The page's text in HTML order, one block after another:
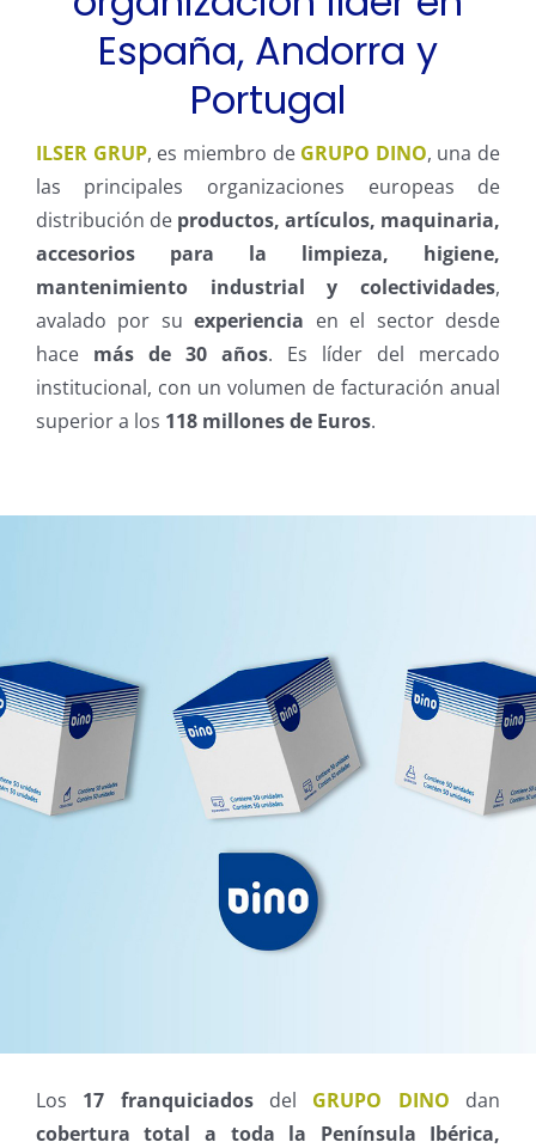
España, Andorra y
Portugal
ILSER GRUP, es miembro de GRUPO DINO, una de
las principales organizaciones europeas de
distribución de productos, artículos, maquinaria,
accesorios para la limpieza, higiene,
mantenimiento industrial y colectividades,
avalado por suexperiencia en el sector desde
hace más de 30 años. Es líder del mercado
institucional, con un volumen de facturación anual
superior a los 118 millones de Euros.
Los 17 franquiciadosdel GRUPO DINO dan
cobertura total a toda la Península Ibérica,